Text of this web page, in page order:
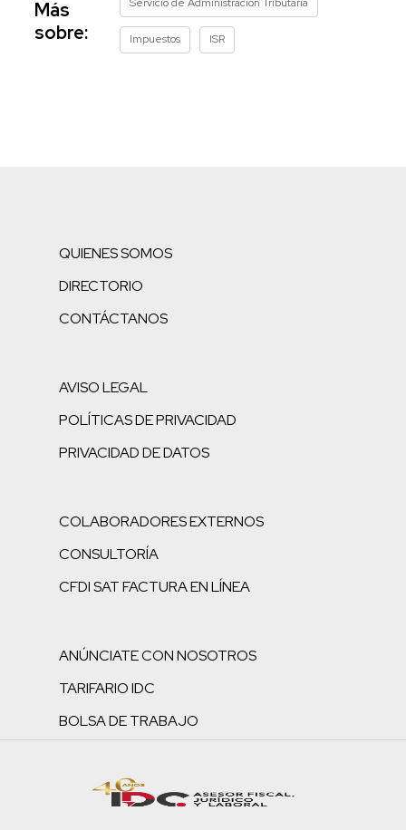
Más
sobre:
Impuestos ISR
QUIENES SOMOS
DIRECTORIO
CONTÁCTANOS
AVISO LEGAL
POLÍTICAS DE PRIVACIDAD
PRIVACIDAD DE DATOS
COLABORADORES EXTERNOS
CONSULTORÍA
CFDI SAT FACTURA EN LÍNEA
ANÚNCIATE CON NOSOTROS
TARIFARIO IDC
BOLSA DE TRABAJO